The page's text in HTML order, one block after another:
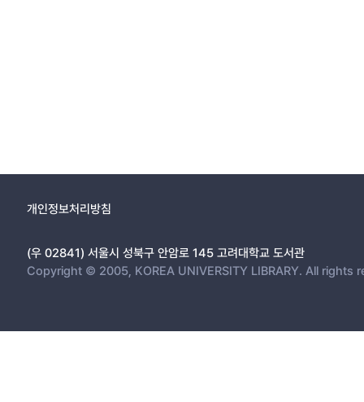
개인정보처리방침
(우 02841) 서울시 성북구 안암로 145 고려대학교 도서관
Copyright © 2005, KOREA UNIVERSITY LIBRARY. All rights